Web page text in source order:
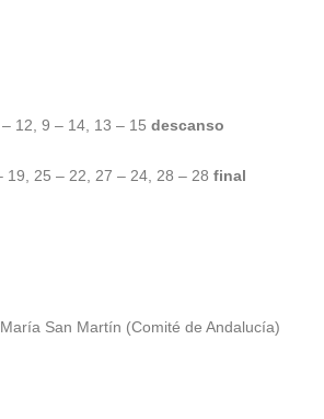
12, 9 – 14, 13 – 15 descanso
19, 25 – 22, 27 – 24, 28 – 28 final
San Martín (Comité de Andalucía)